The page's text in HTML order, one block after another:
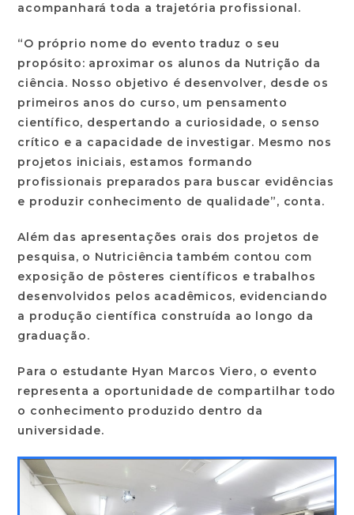
acompanhará toda a trajetória profissional.
“O próprio nome do evento traduz o seu
propósito: aproximar os alunos da Nutrição da
ciência. Nosso objetivo é desenvolver, desde os
primeiros anos do curso, um pensamento
científico, despertando a curiosidade, o senso
crítico e a capacidade de investigar. Mesmo nos
projetos iniciais, estamos formando
profissionais preparados para buscar evidências
e produzir conhecimento de qualidade”, conta.
Além das apresentações orais dos projetos de
pesquisa, o Nutriciência também contou com
exposição de pôsteres científicos e trabalhos
desenvolvidos pelos acadêmicos, evidenciando
a produção científica construída ao longo da
graduação.
Para o estudante Hyan Marcos Viero, o evento
representa a oportunidade de compartilhar todo
o conhecimento produzido dentro da
universidade.